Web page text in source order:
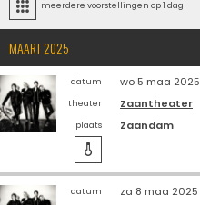
 meerdere voorstellingen op 1 dag
MAART 2025
datum wo 5 maa 2025
theater Zaantheater
plaats Zaandam

datum za 8 maa 2025